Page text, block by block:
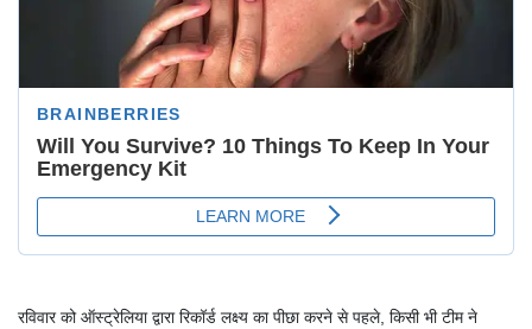
रविवार को ऑस्ट्रेलिया द्वारा रिकॉर्ड लक्ष्य का पीछा करने से पहले, किसी भी टीम ने